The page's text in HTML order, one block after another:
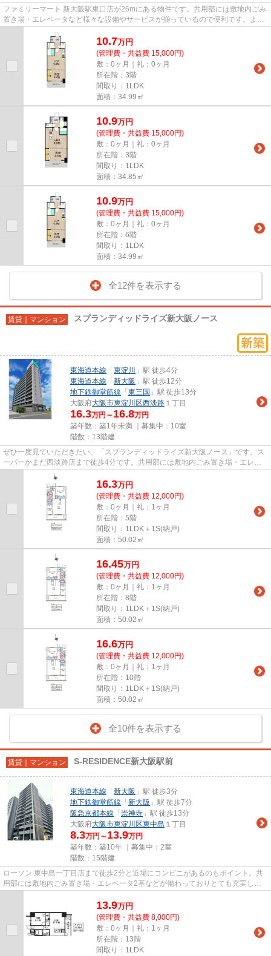
ファミリーマート 新大阪駅東口店が26mにある物件です。共用部には敷地内ごみ
置き場・エレベータなど様々な設備やサービスが揃っているので便利です。よく
10.7万円
(管理費・共益費 15,000円)
敷：0ヶ月｜礼：0ヶ月
所在階：3階
間取り：1LDK
面積：34.99㎡
10.9万円
(管理費・共益費 15,000円)
敷：0ヶ月｜礼：0ヶ月
所在階：3階
間取り：1LDK
面積：34.85㎡
10.9万円
(管理費・共益費 15,000円)
敷：0ヶ月｜礼：0ヶ月
所在階：6階
間取り：1LDK
面積：34.99㎡
全12件を表示する
賃貸｜マンション スプランディッドライズ新大阪ノース
東海道本線 「 東淀川
」駅 徒歩4分
東海道本線 「 新大阪 」駅 徒歩12分
地下鉄御堂筋線 「 東三国 」駅 徒歩13分
大阪府大阪市東淀川区西淡路 １丁目
16.3万円～ 16.8万円
築年数：築1年未満 ｜募集中： 10室
階数：13階建
ぜひ一度見ていただきたい、「スプランディッドライズ新大阪ノース」です。ス
ーパーかまだ西淡路店まで徒歩4分です。共用部には敷地内ごみ置き場・エレベ
ータ2基などが備わっておりと...
16.3万円
(管理費・共益費 12,000円)
敷：0ヶ月｜礼：1ヶ月
所在階：5階
間取り：1LDK＋1S(納戸)
面積：50.02㎡
16.45万円
(管理費・共益費 12,000円)
敷：0ヶ月｜礼：1ヶ月
所在階：8階
間取り：1LDK＋1S(納戸)
面積：50.02㎡
16.6万円
(管理費・共益費 12,000円)
敷：0ヶ月｜礼：1ヶ月
所在階：10階
間取り：1LDK＋1S(納戸)
面積：50.02㎡
全10件を表示する
賃貸｜マンション S-RESIDENCE新大阪駅前
東海道本線 「 新大阪 」駅 徒歩3分
地下鉄御堂筋線 「 新大阪 」駅 徒歩7分
阪急京都本線 「 崇禅寺 」駅 徒歩13分
大阪府大阪市東淀川区東中島 １丁目
8.3万円～ 13.9万円
築年数：築10年 ｜募集中： 2室
階数：15階建
ローソン 東中島一丁目店まで徒歩2分と近場にコンビニがあるのもポイント。共
用部には敷地内ごみ置き場・エレベータ2基などが備わっておりとても充実して
13.9万円
(管理費・共益費 8,000円)
敷：0ヶ月｜礼：1ヶ月
所在階：13階
間取り：1LDK